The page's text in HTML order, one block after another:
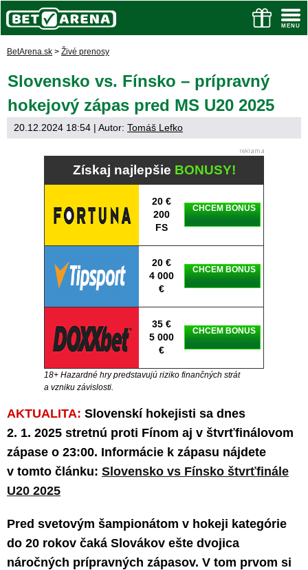
BetArena.sk > Živé prenosy
Slovensko vs. Fínsko – prípravný
hokejový zápas pred MS U20 2025
20.12.2024 18:54 | Autor: Tomáš Lefko
Získaj najlepšie BONUSY!
20 €
200
FS
CHCEM BONUS
20 €
4 000
€
CHCEM BONUS
35 €
5 000
€
CHCEM BONUS
18+ Hazardné hry predstavujú riziko finančných strát
a vzniku závislosti.
AKTUALITA: Slovenskí hokejisti sa dnes
2. 1. 2025 stretnú proti Fínom aj v štvrťfinálovom
zápase o 23:00. Informácie k zápasu nájdete
v tomto článku: Slovensko vs Fínsko štvrťfinále
U20 2025
Pred svetovým šampionátom v hokeji kategórie
do 20 rokov čaká Slovákov ešte dvojica
náročných prípravných zápasov. V tom prvom si